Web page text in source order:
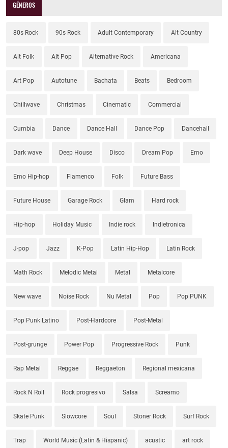
GÉNEROS
80s Rock 90s Rock Adult Contemporary Alt Country
Alt Folk Alt Pop Alternative Rock Americana
Art Pop Autotune Bachata Beats Bedroom
Chillwave Christmas Cinematic Commercial
Cumbia Dance Dance Hall Dance Pop Dancehall
Dark wave Deep House Disco Dream Pop Emo
Emo Hip-hop Flamenco Folk Future Bass
Future House Garage Rock Glam Hard rock
Hip-hop Holiday Music Indie rock Indietronica
J-pop Jazz K-Pop Latin Hip-Hop Latin Rock
Math Rock Melodic Metal Metal Metalcore
New wave Noise Rock Nu Metal Pop Pop PUNK
Pop Punk Latino Post-Hardcore Post-Metal
Post-grunge Power Pop Progressive Rock Punk
Rap Metal Reggae Reggaeton Regional mexicana
Rock N Roll Rock progresivo Salsa Screamo
Skate Punk Slowcore Soul Stoner Rock Surf Rock
Trap World Music (Latin & Hispanic) acustic art rock